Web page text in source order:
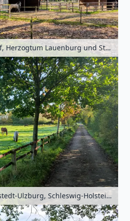
Pferdehof bei Wohltorf, Herzogtum Lauenburg und Stormarn, Schleswig-Holstein, Deutschland
Pferdekoppel bei Henstedt-Ulzburg, Schleswig-Holstein, Deutschland